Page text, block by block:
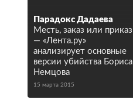
Парадокс Дадаева
Месть, заказ или приказ
— «Лента.ру»
анализирует основные
версии убийства Бориса
Немцова
15 марта 2015